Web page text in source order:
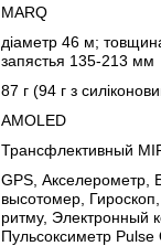
MARQ
діаметр 46 м;
запястья 135-213 мм
87 г (94 г з
AMOLED
Трансфлективный
GPS Акселерометр
высотомер Гироскоп
ритму, Электронный
Пульсоксиметр Pulse